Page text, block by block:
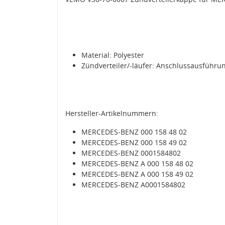
Material: Polyester
Zündverteiler/-läufer:
Hersteller-Artikelnummern:
MERCEDES-BENZ 000 158 48 02
MERCEDES-BENZ 000 158 49 02
MERCEDES-BENZ 0001584802
MERCEDES-BENZ A 000 158 48 02
MERCEDES-BENZ A 000 158 49 02
MERCEDES-BENZ A0001584802